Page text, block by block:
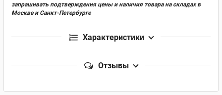
запрашивать подтверждения цены и наличия товара на складах в
Москве и Санкт-Петербурге
Характеристики
Отзывы